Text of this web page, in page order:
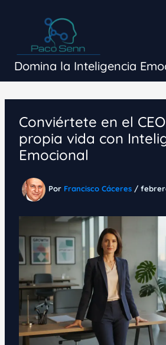
Domina la Inteligencia
Conviértete en el
propia vida con
Emocional
Por Francisco Cáceres /